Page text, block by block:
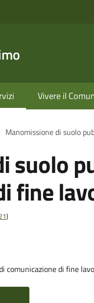
Vivere il
Manomissione di suolo
suolo
fine
)
comunicazione di fine